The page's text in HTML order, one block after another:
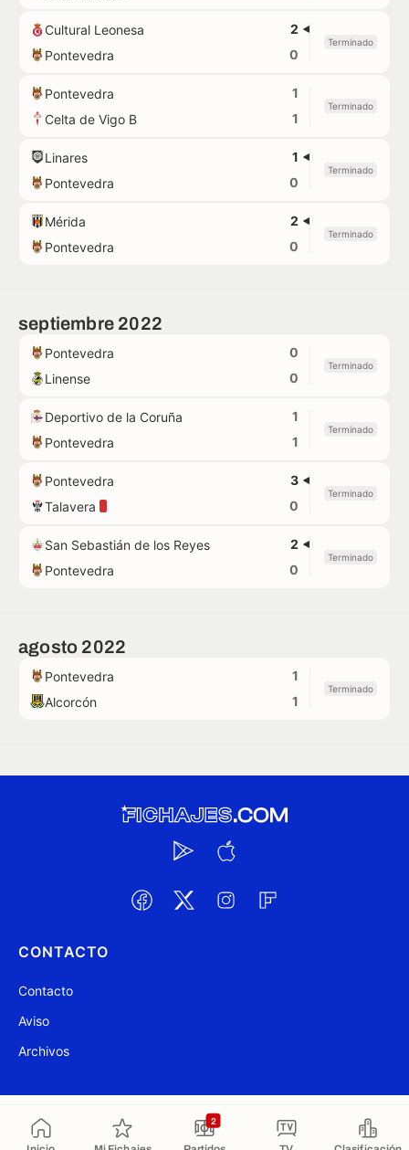
2
Cultural Leonesa
2
Pontevedra
0
Terminado
Pontevedra
1
Celta de Vigo B
1
Terminado
Linares
1
Pontevedra
0
Terminado
Mérida
2
Pontevedra
0
Terminado
septiembre 2022
Pontevedra
0
Linense
0
Terminado
Deportivo de la Coruña
1
Pontevedra
1
Terminado
Pontevedra
3
Talavera
0
Terminado
San Sebastián de los Reyes
2
Pontevedra
0
Terminado
agosto 2022
Pontevedra
1
Alcorcón
1
Terminado
CONTACTO
Contacto
Aviso
Archivos